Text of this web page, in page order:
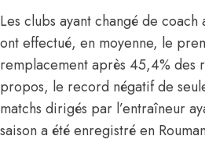
Les clubs ayant changé de coach
ont effectué, en moyenne, le
remplacement après 45,4% des
propos, le record négatif de
matchs dirigés par l’entraîneur
saison a été enregistré en